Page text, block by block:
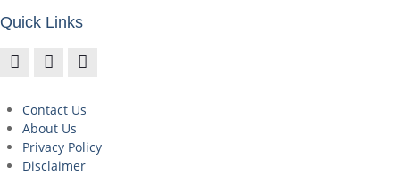
Quick Links
Contact Us
About Us
Privacy Policy
Disclaimer